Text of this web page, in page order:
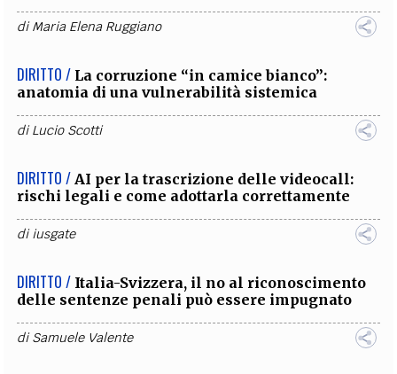
diMaria Elena Ruggiano
DIRITTO / La corruzione “in camice bianco”:
anatomia di una vulnerabilità sistemica
diLucio Scotti
DIRITTO / AI per la trascrizione delle videocall:
rischi legali e come adottarla correttamente
diiusgate
DIRITTO / Italia-Svizzera, il no al riconoscimento
delle sentenze penali può essere impugnato
diSamuele Valente